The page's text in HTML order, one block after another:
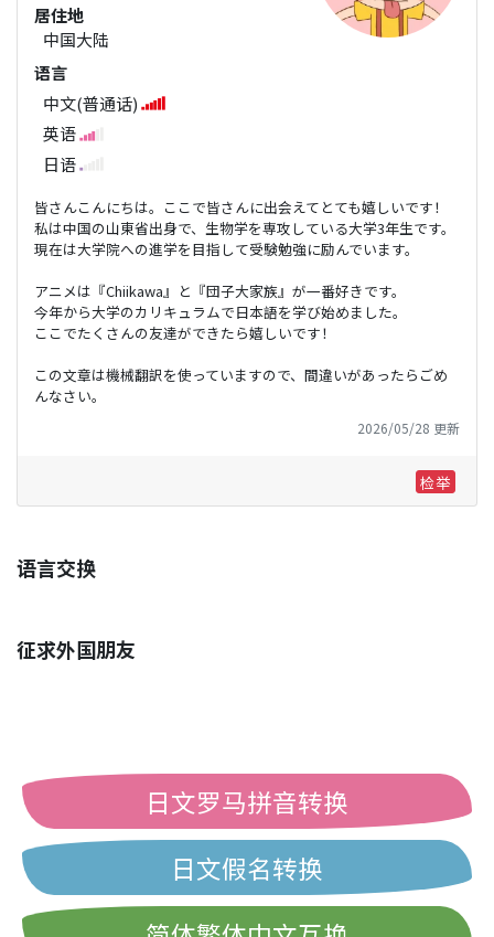
居住地
中国大陆
语言
中文(普通话)
英语
日语
皆さんこんにちは。ここで皆さんに出会えてとても嬉しいです！
私は中国の山東省出身で、生物学を専攻している大学3年生です。
現在は大学院への進学を目指して受験勉強に励んでいます。
アニメは『Chiikawa』と『団子大家族』が一番好きです。
今年から大学のカリキュラムで日本語を学び始めました。
ここでたくさんの友達ができたら嬉しいです！
この文章は機械翻訳を使っていますので、間違いがあったらごめ
んなさい。
2026/05/28 更新
检举
语言交换
征求外国朋友
日文罗马拼音转换
日文假名转换